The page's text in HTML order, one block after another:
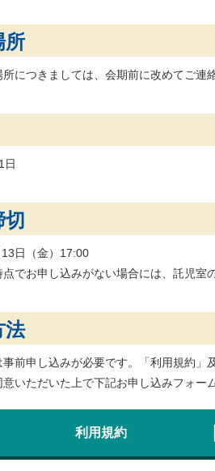
所
につきましては、会期前に改めてご連
日
日（金）17:00
でお申し込みがない場合には、託児室
法
事前申し込みが必要です。「利用規約」
いただいた上で下記お申し込みフォー
利用規約